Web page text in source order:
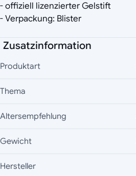
- offiziell lizenzierter Gelstift
- Verpackung: Blister
Zusatzinformation
Produktart
Thema
Altersempfehlung
Gewicht
Hersteller